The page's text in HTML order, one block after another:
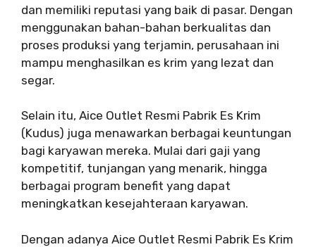
dan memiliki reputasi yang baik di pasar. Dengan
menggunakan bahan-bahan berkualitas dan
proses produksi yang terjamin, perusahaan ini
mampu menghasilkan es krim yang lezat dan
segar.
Selain itu, Aice Outlet Resmi Pabrik Es Krim
(Kudus) juga menawarkan berbagai keuntungan
bagi karyawan mereka. Mulai dari gaji yang
kompetitif, tunjangan yang menarik, hingga
berbagai program benefit yang dapat
meningkatkan kesejahteraan karyawan.
Dengan adanya Aice Outlet Resmi Pabrik Es Krim